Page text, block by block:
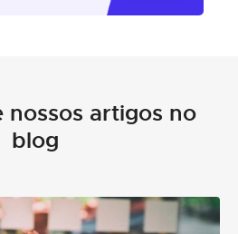
nossos artigos no
blog